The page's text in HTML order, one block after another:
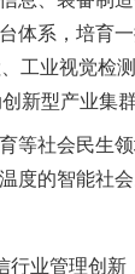
体系，培育
工业视觉检
新型产业集
社会民生领
度的智能社会
管理创新